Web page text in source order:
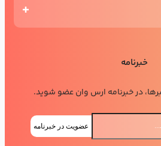
خبرنامه
در خبرنامه ارس وان عضو شوید.
عضویت در خبرنامه